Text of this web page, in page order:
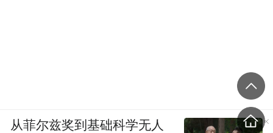
从菲尔兹奖到基础科学无人